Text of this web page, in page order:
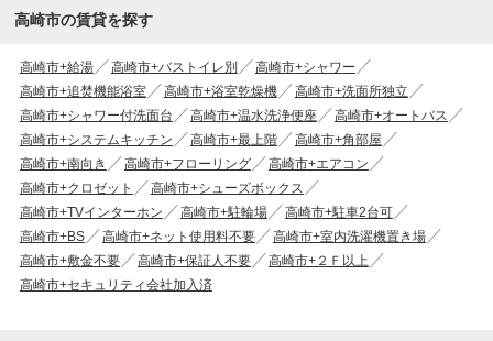
高崎市の賃貸を探す
高崎市+給湯 高崎市+バストイレ別
高崎市+シャワー
高崎市+追焚機能浴室
高崎市+浴室乾燥機
高崎市+洗面所独立
高崎市+シャワー付洗面台
高崎市+温水洗浄便座
高崎市+オートバス
高崎市+システムキッチン
高崎市+最上階
高崎市+角部屋
高崎市+南向き
高崎市+フローリング
高崎市+エアコン
高崎市+クロゼット
高崎市+シューズボックス
高崎市+TVインターホン
高崎市+駐輪場
高崎市+駐車2台可
高崎市+BS
高崎市+ネット使用料不要
高崎市+室内洗濯機置き場
高崎市+敷金不要
高崎市+保証人不要
高崎市+２Ｆ以上
高崎市+セキュリティ会社加入済